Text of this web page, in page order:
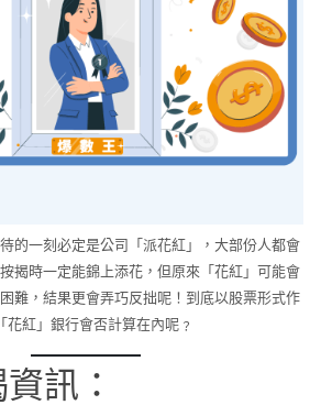
的一刻必定是公司「派花紅」，大部份人都會
揭時一定能錦上添花，但原來「花紅」可能會
難，結果更會弄巧反拙呢！到底以股票形式作
花紅」銀行會否計算在內呢﹖
訊：